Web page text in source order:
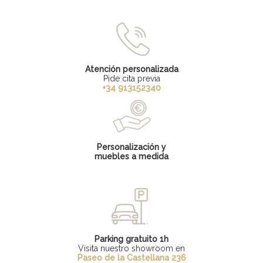
Atención personalizada
Pide cita previa
+34 913152340
Personalización y
muebles a medida
Parking gratuito 1h
Visita nuestro showroom en
Paseo de la Castellana 236